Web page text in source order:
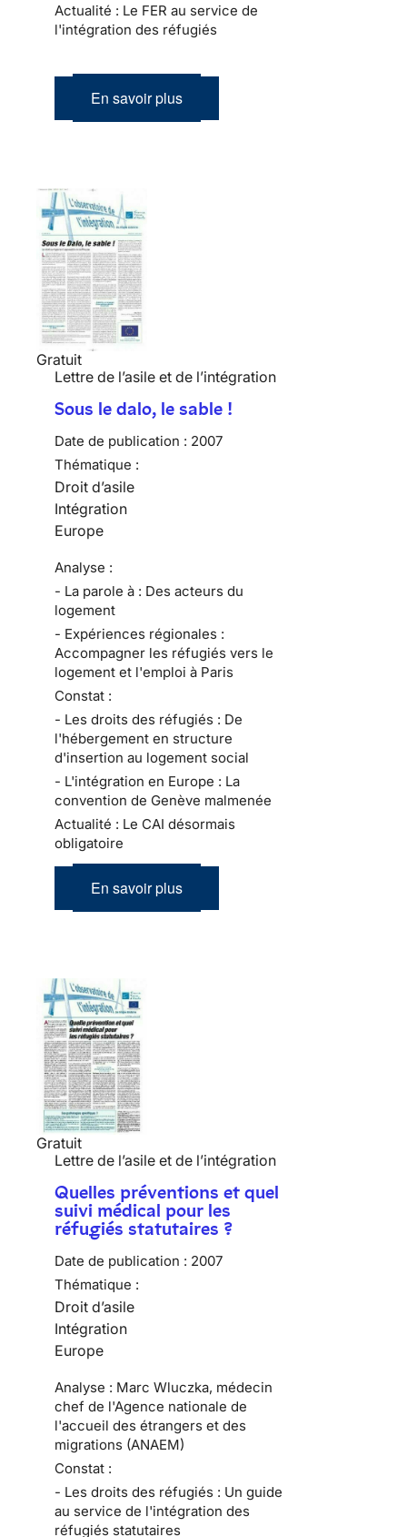
Actualité : Le FER au service de
l'intégration des réfugiés
En savoir plus
Gratuit
Lettre de l’asile et de l’intégration
Sous le dalo, le sable !
Date de publication : 2007
Thématique :
Droit d’asile
Intégration
Europe
Analyse :
- La parole à : Des acteurs du
logement
- Expériences régionales :
Accompagner les réfugiés vers le
logement et l'emploi à Paris
Constat :
- Les droits des réfugiés : De
l'hébergement en structure
d'insertion au logement social
- L'intégration en Europe : La
convention de Genève malmenée
Actualité : Le CAI désormais
obligatoire
En savoir plus
Gratuit
Lettre de l’asile et de l’intégration
Quelles préventions et quel
suivi médical pour les
réfugiés statutaires ?
Date de publication : 2007
Thématique :
Droit d’asile
Intégration
Europe
Analyse : Marc Wluczka, médecin
chef de l'Agence nationale de
l'accueil des étrangers et des
migrations (ANAEM)
Constat :
- Les droits des réfugiés : Un guide
au service de l'intégration des
réfugiés statutaires